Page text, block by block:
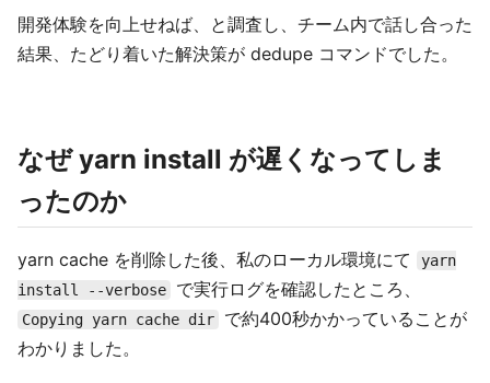
開発体験を向上せねば、と調査し、チーム内で話し合った
結果、たどり着いた解決策が dedupe コマンドでした。
なぜ yarn install が遅くなってしま
ったのか
yarn cache を削除した後、私のローカル環境にて
yarn
install --verbose
で実行ログを確認したところ、
Copying yarn cache dir
で約400秒かかっていることが
わかりました。